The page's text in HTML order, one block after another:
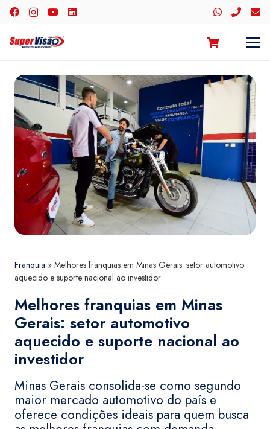
Franquia » Melhores franquias em Minas Gerais: setor automotivo
aquecido e suporte nacional ao investidor
Melhores franquias em Minas
Gerais: setor automotivo
aquecido e suporte nacional ao
investidor
Minas Gerais consolida-se como segundo
maior mercado automotivo do país e
oferece condições ideais para quem busca